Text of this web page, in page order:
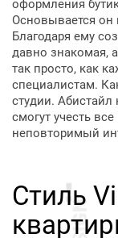
оформления
Основывается он
Благодаря ему
давно знакомая,
так просто, как
специалистам.
студии.
смогут учесть
неповторимый
Стиль